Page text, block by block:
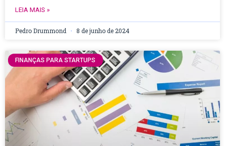
LEIA MAIS »
Pedro Drummond 8 de junho de 2024
FINANÇAS PARA STARTUPS